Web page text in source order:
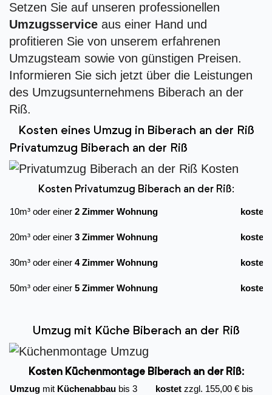
Setzen Sie auf unseren professionellen
Umzugsservice aus einer Hand und
profitieren Sie von unserem erfahrenen
Umzugsteam sowie von günstigen Preisen.
Informieren Sie sich jetzt über die Leistungen
des Umzugsunternehmens Biberach an der
Riß.
Kosten eines Umzug in Biberach an der Riß
Privatumzug Biberach an der Riß
Kosten Privatumzug Biberach an der Riß:
10m³ oder einer 2 Zimmer Wohnung kostet
20m³ oder einer 3 Zimmer Wohnung kostet
30m³ oder einer 4 Zimmer Wohnung kostet
50m³ oder einer 5 Zimmer Wohnung kostet
Umzug mit Küche Biberach an der Riß
Kosten Küchenmontage Biberach an der Riß:
Umzug mit Küchenabbau bis 3
kostet zzgl. 155,00 € bis